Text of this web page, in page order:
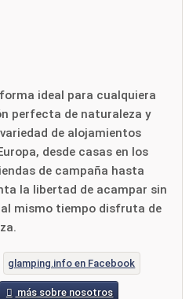
ideal para cualquiera
perfecta de naturaleza y
de alojamientos
desde casas en los
de campaña hasta
la libertad de acampar sin
mismo tiempo disfruta de
glamping.info en Facebook
más sobre nosotros